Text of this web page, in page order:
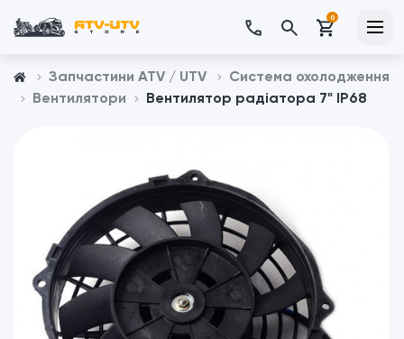
0
Запчастини ATV / UTV
Система охолодження
Вентилятори
Вентилятор радіатора 7" IP68